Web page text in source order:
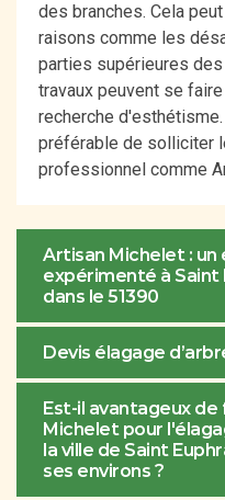
des branches. Cela
raisons comme les
parties supérieures
travaux peuvent se
recherche
préférable de solliciter
professionnel comme
Artisan Michelet : un
expérimenté à Saint
dans le 51390
Devis élagage
Est-il avantageux
Michelet pour
la ville de Saint
ses environs ?